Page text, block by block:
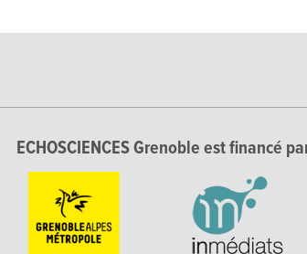
ECHOSCIENCES Grenoble est financé